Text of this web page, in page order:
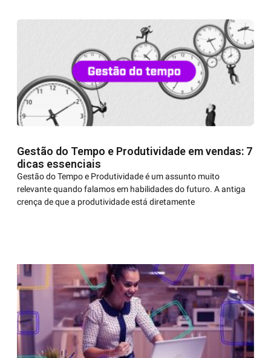
Gestão do Tempo e Produtividade em vendas: 7
dicas essenciais
Gestão do Tempo e Produtividade é um assunto muito
relevante quando falamos em habilidades do futuro. A antiga
crença de que a produtividade está diretamente